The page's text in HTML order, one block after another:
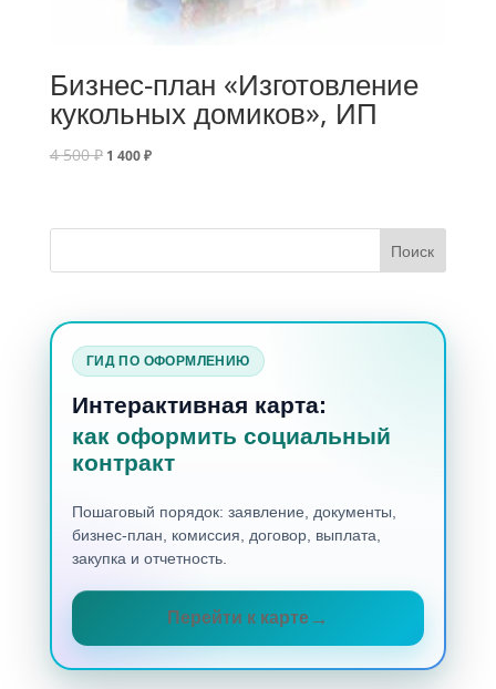
Бизнес-план «Изготовление
кукольных домиков», ИП
4 500₽ 1 400₽
ГИД ПО ОФОРМЛЕНИЮ
Интерактивная карта:
как оформить социальный
контракт
Пошаговый порядок: заявление, документы,
бизнес-план, комиссия, договор, выплата,
закупка и отчетность.
Перейти к карте